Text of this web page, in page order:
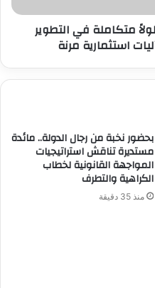
متكاملة في التطوير
استثمارية مرنة
بحضور نخبة من رجال الدولة.. مائدة
مستديرة تناقش استراتيجيات
المواجهة القانونية لخطاب
الكراهية والتطرف
منذ 35 دقيقة